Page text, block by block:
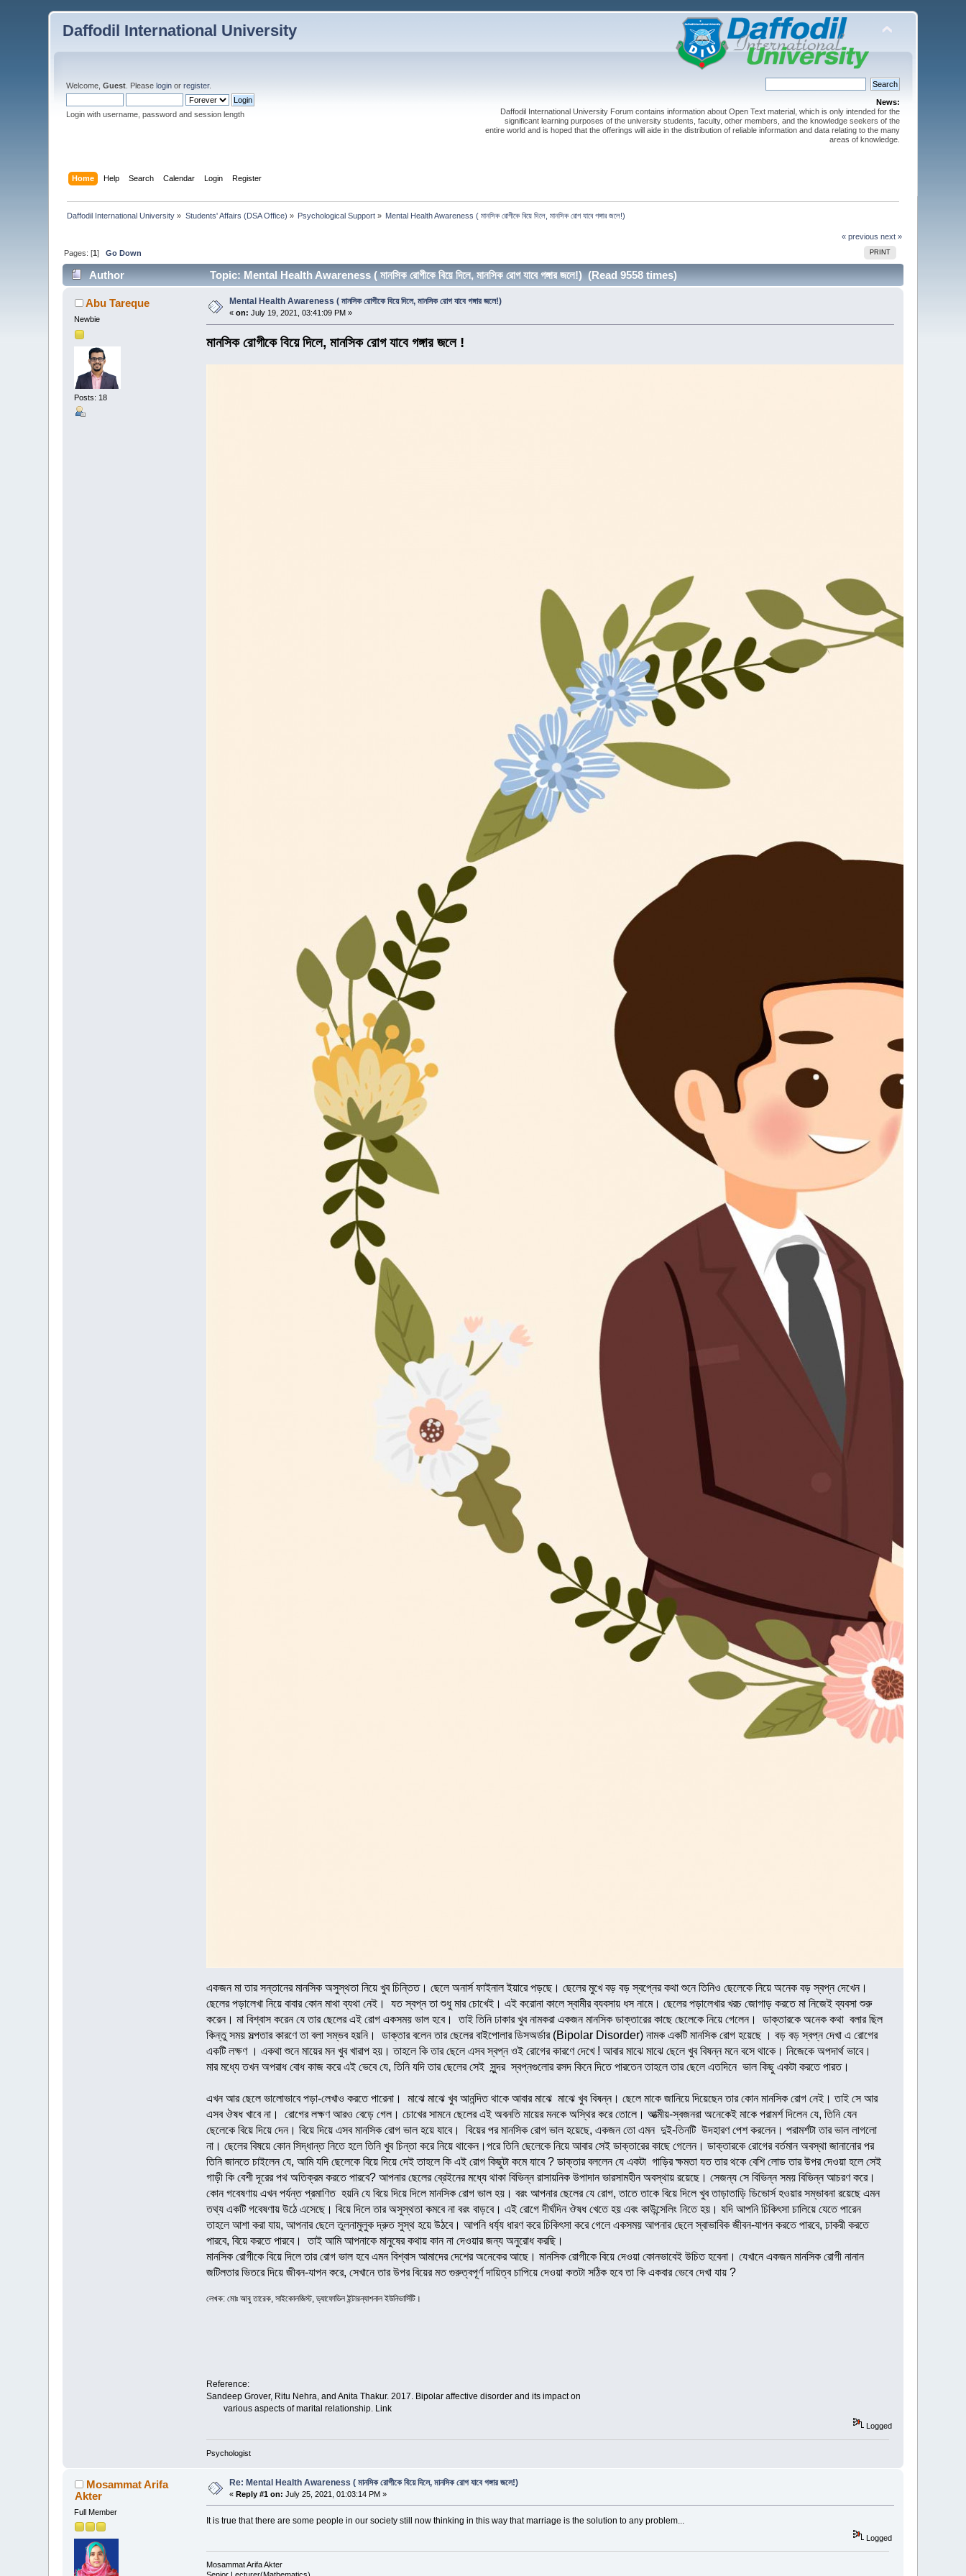
Daffodil International University
Welcome,Guest . Pleaselogin orregister.
Login with username, password and session length
News:
Daffodil International University Forum contains information about Open Text material, which is only intended for the
significant learning purposes of the university students, faculty, other members, and the knowledge seekers of the
entire world and is hoped that the offerings will aide in the distribution of reliable information and data relating to the many
areas of knowledge.
Home Help Search Calendar Login Register
Daffodil International University » Students' Affairs (DSA Office) » Psychological Support » Mental Health Awareness ( মানসিক রোগীকে বিয়ে দিলে, মানসিক রোগ যাবে গঙ্গার জলে!)
« previous next »
PRINT
Pages: [1]Go Down
Author Topic: Mental Health Awareness ( মানসিক রোগীকে বিয়ে দিলে, মানসিক রোগ যাবে গঙ্গার জলে!) (Read 9558 times)
Abu Tareque
Newbie
Posts: 18
Mental Health Awareness ( মানসিক রোগীকে বিয়ে দিলে, মানসিক রোগ যাবে গঙ্গার জলে!)
«on: July 19, 2021, 03:41:09 PM »
মানসিক রোগীকে বিয়ে দিলে, মানসিক রোগ যাবে গঙ্গার জলে !
একজন মা তার সন্তানের মানসিক অসুস্থতা নিয়ে খুব চিন্তিত। ছেলে অনার্স ফাইনাল ইয়ারে পড়ছে। ছেলের মুখে বড় বড় স্বপ্নের কথা শুনে তিনিও ছেলেকে নিয়ে অনেক বড় স্বপ্ন দেখেন।
ছেলের পড়ালেখা নিয়ে বাবার কোন মাথা ব্যথা নেই। যত স্বপ্ন তা শুধু মার চোখেই। এই করোনা কালে স্বামীর ব্যবসায় ধস নামে। ছেলের পড়ালেখার খরচ জোগাড় করতে মা নিজেই ব্যবসা শুরু
করেন। মা বিশ্বাস করেন যে তার ছেলের এই রোগ একসময় ভাল হবে। তাই তিনি ঢাকার খুব নামকরা একজন মানসিক ডাক্তারের কাছে ছেলেকে নিয়ে গেলেন। ডাক্তারকে অনেক কথা বলার ছিল
কিন্তু সময় সল্পতার কারণে তা বলা সম্ভব হয়নি। ডাক্তার বলেন তার ছেলের বাইপোলার ডিসঅর্ডার (Bipolar Disorder) নামক একটি মানসিক রোগ হয়েছে । বড় বড় স্বপ্ন দেখা এ রোগের
একটি লক্ষণ । একথা শুনে মায়ের মন খুব খারাপ হয়। তাহলে কি তার ছেলে এসব স্বপ্ন ওই রোগের কারণে দেখে ! আবার মাঝে মাঝে ছেলে খুব বিষন্ন মনে বসে থাকে। নিজেকে অপদার্থ ভাবে।
মার মধ্যে তখন অপরাধ বোধ কাজ করে এই ভেবে যে, তিনি যদি তার ছেলের সেই সুন্দর স্বপ্নগুলোর রসদ কিনে দিতে পারতেন তাহলে তার ছেলে এতদিনে ভাল কিছু একটা করতে পারত।
এখন আর ছেলে ভালোভাবে পড়া-লেখাও করতে পারেনা। মাঝে মাঝে খুব আনন্দিত থাকে আবার মাঝে মাঝে খুব বিষন্ন। ছেলে মাকে জানিয়ে দিয়েছেন তার কোন মানসিক রোগ নেই। তাই সে আর
এসব ঔষধ খাবে না। রোগের লক্ষণ আরও বেড়ে গেল। চোখের সামনে ছেলের এই অবনতি মায়ের মনকে অস্থির করে তোলে। আত্মীয়-স্বজনরা অনেকেই মাকে পরামর্শ দিলেন যে, তিনি যেন
ছেলেকে বিয়ে দিয়ে দেন। বিয়ে দিয়ে এসব মানসিক রোগ ভাল হয়ে যাবে। বিয়ের পর মানসিক রোগ ভাল হয়েছে, একজন তো এমন দুই-তিনটি উদহারণ পেশ করলেন। পরামর্শটা তার ভাল লাগলো
না। ছেলের বিষয়ে কোন সিদ্ধান্ত নিতে হলে তিনি খুব চিন্তা করে নিয়ে থাকেন।পরে তিনি ছেলেকে নিয়ে আবার সেই ডাক্তারের কাছে গেলেন। ডাক্তারকে রোগের বর্তমান অবস্থা জানানোর পর
তিনি জানতে চাইলেন যে, আমি যদি ছেলেকে বিয়ে দিয়ে দেই তাহলে কি এই রোগ কিছুটা কমে যাবে ? ডাক্তার বললেন যে একটা গাড়ির ক্ষমতা যত তার থকে বেশি লোড তার উপর দেওয়া হলে সেই
গাড়ী কি বেশী দূরের পথ অতিক্রম করতে পারবে? আপনার ছেলের ব্রেইনের মধ্যে থাকা বিভিন্ন রাসায়নিক উপাদান ভারসামহীন অবস্থায় রয়েছে। সেজন্য সে বিভিন্ন সময় বিভিন্ন আচরণ করে।
কোন গবেষণায় এখন পর্যন্ত প্রমাণিত হয়নি যে বিয়ে দিয়ে দিলে মানসিক রোগ ভাল হয়। বরং আপনার ছেলের যে রোগ, তাতে তাকে বিয়ে দিলে খুব তাড়াতাড়ি ডিভোর্স হওয়ার সম্ভাবনা রয়েছে এমন
তথ্য একটি গবেষণায় উঠে এসেছে। বিয়ে দিলে তার অসুস্থতা কমবে না বরং বাড়বে। এই রোগে দীর্ঘদিন ঔষধ খেতে হয় এবং কাউন্সেলিং নিতে হয়। যদি আপনি চিকিৎসা চালিয়ে যেতে পারেন
তাহলে আশা করা যায়, আপনার ছেলে তুলনামুলুক দ্রুত সুস্থ হয়ে উঠবে। আপনি ধর্য্য ধারণ করে চিকিৎসা করে গেলে একসময় আপনার ছেলে স্বাভাবিক জীবন-যাপন করতে পারবে, চাকরী করতে
পারবে, বিয়ে করতে পারবে। তাই আমি আপনাকে মানুষের কথায় কান না দেওয়ার জন্য অনুরোধ করছি।
মানসিক রোগীকে বিয়ে দিলে তার রোগ ভাল হবে এমন বিশ্বাস আমাদের দেশের অনেকের আছে। মানসিক রোগীকে বিয়ে দেওয়া কোনভাবেই উচিত হবেনা। যেখানে একজন মানসিক রোগী নানান
জটিলতার ভিতরে দিয়ে জীবন-যাপন করে, সেখানে তার উপর বিয়ের মত গুরুত্বপূর্ণ দায়িত্ব চাপিয়ে দেওয়া কতটা সঠিক হবে তা কি একবার ভেবে দেখা যায় ?
লেখক: মোঃ আবু তারেক, সাইকোলজিস্ট, ড্যাফোডিল ইন্টারন্যাশনাল ইউনিভার্সিটি।
Reference:
Sandeep Grover, Ritu Nehra, and Anita Thakur. 2017. Bipolar affective disorder and its impact on
various aspects of marital relationship. Link
Logged
Psychologist
Mosammat Arifa
Akter
Full Member
Re: Mental Health Awareness ( মানসিক রোগীকে বিয়ে দিলে, মানসিক রোগ যাবে গঙ্গার জলে!)
«Reply #1 on: July 25, 2021, 01:03:14 PM »
It is true that there are some people in our society still now thinking in this way that marriage is the solution to any problem...
Logged
Mosammat Arifa Akter